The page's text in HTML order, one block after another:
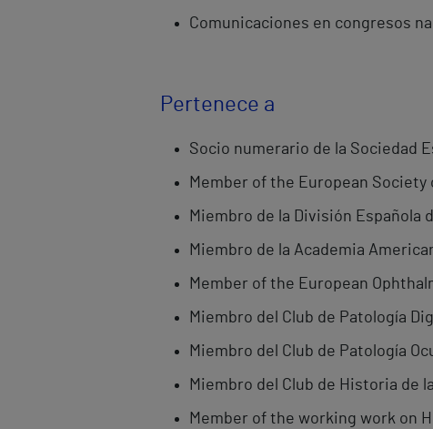
Comunicaciones en congresos
Pertenece a
Socio numerario de la Sociedad
Member of the European Society
Miembro de la División Española
Miembro de la Academia
Member of the European
Miembro del Club de Patología
Miembro del Club de Patología
Miembro del Club de Historia de
Member of the working work on